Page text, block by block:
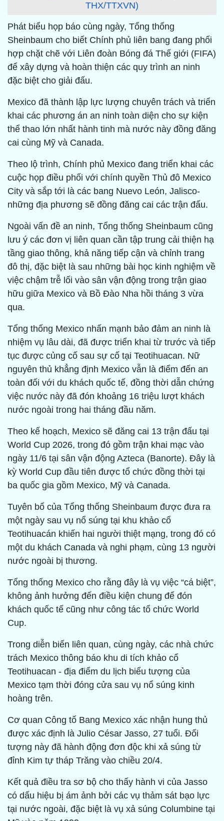
THX/TTXVN)
Phát biểu họp báo cùng ngày, Tổng thống
Sheinbaum cho biết Chính phủ liên bang đang phối
hợp chặt chẽ với Liên đoàn Bóng đá Thế giới (FIFA)
để xây dựng và hoàn thiện các quy trình an ninh
đặc biệt cho giải đấu.
Mexico đã thành lập lực lượng chuyên trách và triển
khai các phương án an ninh toàn diện cho sự kiện
thể thao lớn nhất hành tinh mà nước này đồng đăng
cai cùng Mỹ và Canada.
Theo lộ trình, Chính phủ Mexico đang triển khai các
cuộc họp điều phối với chính quyền Thủ đô Mexico
City và sắp tới là các bang Nuevo León, Jalisco-
những địa phương sẽ đồng đăng cai các trận đấu.
Ngoài vấn đề an ninh, Tổng thống Sheinbaum cũng
lưu ý các đơn vị liên quan cần tập trung cải thiện hạ
tầng giao thông, khả năng tiếp cận và chỉnh trang
đô thị, đặc biệt là sau những bài học kinh nghiệm về
việc chậm trễ lối vào sân vận động trong trận giao
hữu giữa Mexico và Bồ Đào Nha hồi tháng 3 vừa
qua.
Tổng thống Mexico nhấn mạnh bảo đảm an ninh là
nhiệm vụ lâu dài, đã được triển khai từ trước và tiếp
tục được củng cố sau sự cố tại Teotihuacan. Nữ
nguyên thủ khẳng định Mexico vẫn là điểm đến an
toàn đối với du khách quốc tế, đồng thời dẫn chứng
việc nước này đã đón khoảng 16 triệu lượt khách
nước ngoài trong hai tháng đầu năm.
Theo kế hoạch, Mexico sẽ đăng cai 13 trận đấu tại
World Cup 2026, trong đó gồm trận khai mạc vào
ngày 11/6 tại sân vận động Azteca (Banorte). Đây là
kỳ World Cup đầu tiên được tổ chức đồng thời tại
ba quốc gia gồm Mexico, Mỹ và Canada.
Tuyên bố của Tổng thống Sheinbaum được đưa ra
một ngày sau vụ nổ súng tại khu khảo cổ
Teotihuacán khiến hai người thiệt mạng, trong đó có
một du khách Canada và nghi phạm, cùng 13 người
nước ngoài bị thương.
Tổng thống Mexico cho rằng đây là vụ việc “cá biệt”,
không ảnh hưởng đến điều kiện chung để đón
khách quốc tế cũng như công tác tổ chức World
Cup.
Trong diễn biến liên quan, cùng ngày, các nhà chức
trách Mexico thông báo khu di tích khảo cổ
Teotihuacan - địa điểm du lịch biểu tượng của
Mexico tạm thời đóng cửa sau vụ nổ súng kinh
hoàng trên.
Cơ quan Công tố Bang Mexico xác nhận hung thủ
được xác định là Julio César Jasso, 27 tuổi. Đối
tượng này đã hành động đơn độc khi xả súng từ
đỉnh Kim tự tháp Trăng vào chiều 20/4.
Kết quả điều tra sơ bộ cho thấy hành vi của Jasso
có dấu hiệu bị ám ảnh bởi các vụ thảm sát bạo lực
tại nước ngoài, đặc biệt là vụ xả súng Columbine tại